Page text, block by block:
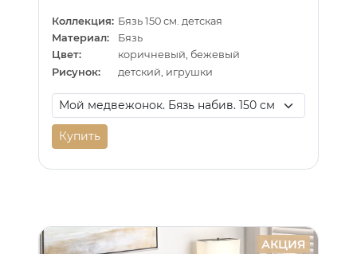
Коллекция: Бязь 150 см. детская
Материал:
Бязь
Цвет:
коричневый, бежевый
Рисунок:
детский, игрушки
Купить
АКЦИЯ